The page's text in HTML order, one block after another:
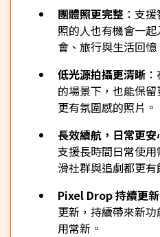
團體照更完整 ：支
照的人也有機會一
會、旅行與生活回憶
低光源拍攝更清晰
的場景下，也能保
更有氛圍感的照片。
長效續航，日常更安
支援長時間日常使
滑社群與追劇都更有
Pixel Drop 持續更新
更新，持續帶來新
用常新。